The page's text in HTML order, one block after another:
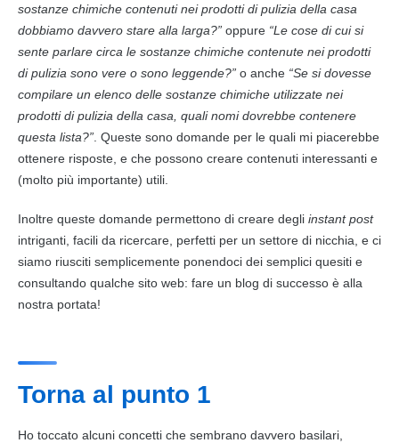
sostanze chimiche contenutinei prodotti di pulizia della casa
dobbiamo davvero stare alla larga?” oppure “Le cose di cui si
sente parlare circa le sostanze chimiche contenute nei prodotti
di pulizia sono vere o sono leggende?” o anche “Se si dovesse
compilare un elenco delle sostanze chimiche utilizzate nei
prodotti di pulizia della casa, quali nomi dovrebbe contenere
questa lista?” . Queste sono domande per le quali mi piacerebbe
ottenere risposte, e che possono creare contenuti interessanti e
(molto più importante) utili.
Inoltre queste domande permettono di creare degli instant post
intriganti, facili da ricercare, perfetti per un settore di nicchia, e ci
siamo riusciti semplicemente ponendoci dei semplici quesiti e
consultando qualche sito web: fare un blog di successo è alla
nostra portata!
Torna al punto 1
Ho toccato alcuni concetti che sembrano davvero basilari,